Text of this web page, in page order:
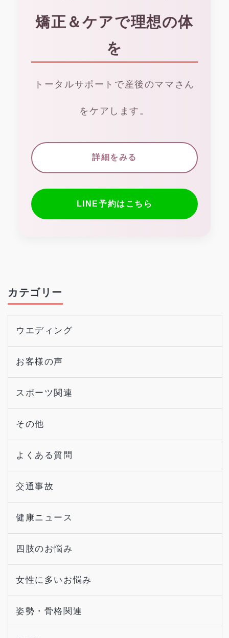
矯正＆ケアで理想の体
を
トータルサポートで産後のママさん
をケアします。
詳細をみる
LINE予約はこちら
カテゴリー
ウエディング
お客様の声
スポーツ関連
その他
よくある質問
交通事故
健康ニュース
四肢のお悩み
女性に多いお悩み
姿勢・骨格関連